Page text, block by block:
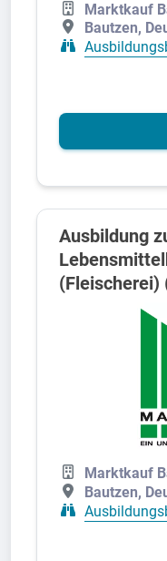
Marktkauf
Bautzen,
Ausbildung
(Fleischerei)
Marktkauf
Bautzen,